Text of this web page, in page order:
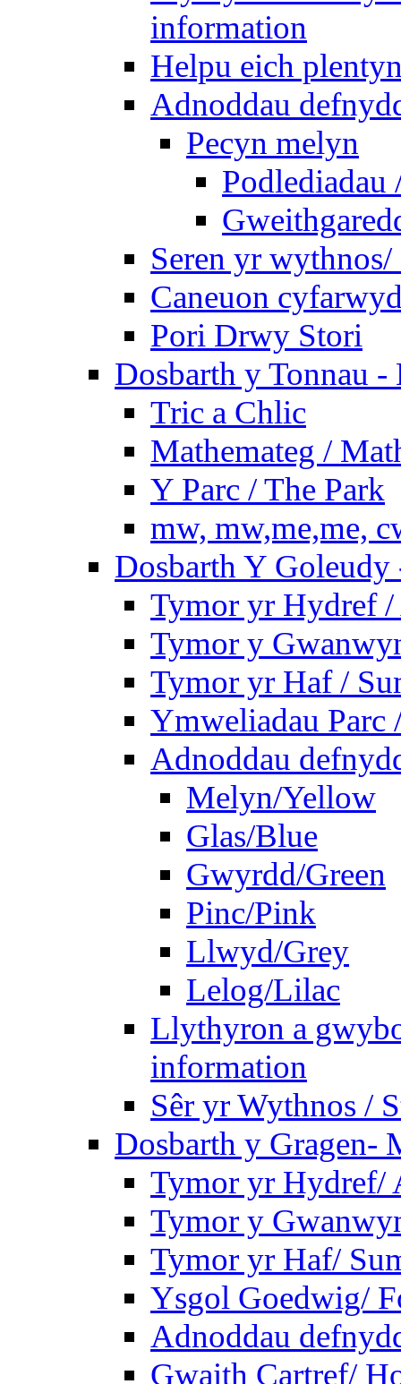
information
Helpu eich
Adnoddau
Pecyn melyn
Podlediadau
Seren yr
Caneuon
Pori Drwy Stori
Dosbarth y Tonnau -
Tric a Chlic
Mathemateg /
Y Parc / The Park
mw, mw,me,me,
Dosbarth Y
Tymor yr Hydref
Tymor y
Tymor yr Haf /
Ymweliadau Parc
Adnoddau
Melyn/Yellow
Glas/Blue
Gwyrdd/Green
Pinc/Pink
Llwyd/Grey
Lelog/Lilac
Llythyron a
information
Sêr yr Wythnos /
Dosbarth y Gragen-
Tymor yr Hydref/
Tymor y
Tymor yr Haf/
Ysgol Goedwig/
Adnoddau
Gwaith Cartref/